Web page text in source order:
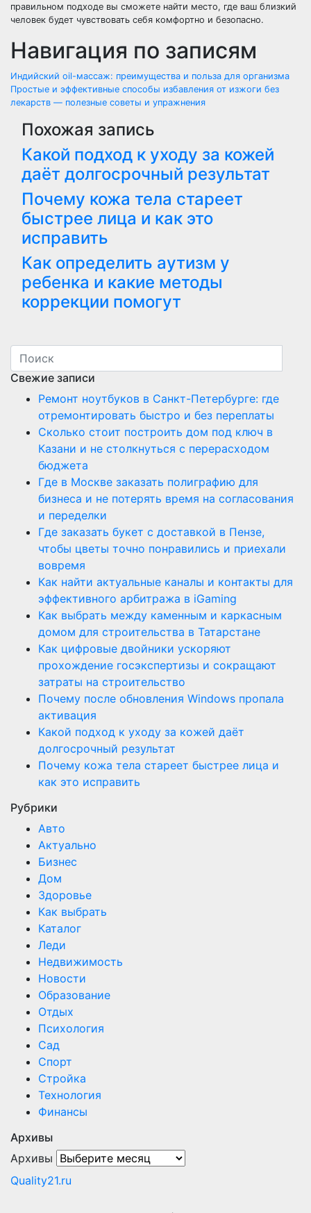
правильном подходе вы сможете найти место, где ваш близкий
человек будет чувствовать себя комфортно и безопасно.
Навигация по записям
Индийский oil-массаж: преимущества и польза для организма
Простые и эффективные способы избавления от изжоги без
лекарств — полезные советы и упражнения
Похожая запись
Какой подход к уходу за кожей
даёт долгосрочный результат
Почему кожа тела стареет
быстрее лица и как это
исправить
Как определить аутизм у
ребенка и какие методы
коррекции помогут
Свежие записи
Ремонт ноутбуков в Санкт-Петербурге: где
отремонтировать быстро и без переплаты
Сколько стоит построить дом под ключ в
Казани и не столкнуться с перерасходом
бюджета
Где в Москве заказать полиграфию для
бизнеса и не потерять время на согласования
и переделки
Где заказать букет с доставкой в Пензе,
чтобы цветы точно понравились и приехали
вовремя
Как найти актуальные каналы и контакты для
эффективного арбитража в iGaming
Как выбрать между каменным и каркасным
домом для строительства в Татарстане
Как цифровые двойники ускоряют
прохождение госэкспертизы и сокращают
затраты на строительство
Почему после обновления Windows пропала
активация
Какой подход к уходу за кожей даёт
долгосрочный результат
Почему кожа тела стареет быстрее лица и
как это исправить
Рубрики
Авто
Актуально
Бизнес
Дом
Здоровье
Как выбрать
Каталог
Леди
Недвижимость
Новости
Образование
Отдых
Психология
Сад
Спорт
Стройка
Технология
Финансы
Архивы
Архивы
Quality21.ru